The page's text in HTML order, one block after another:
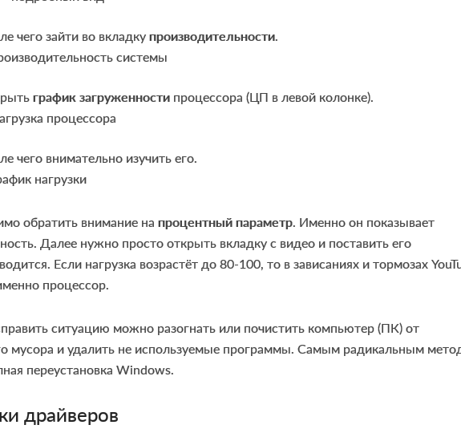
чего зайти во вкладкупроизводительности.
график загруженности процессора (ЦП в левой колонке).
чего внимательно изучить его.
обратить внимание на процентный параметр. Именно он показывает
Далее нужно просто открыть вкладку с видео и поставить его
Если нагрузка возрастёт до 80-100, то в зависаниях и тормозах
процессор.
ситуацию можно разогнать или почистить компьютер (ПК) от
мусора и удалить не используемые программы. Самым радикальным
переустановка Windows.
драйверов